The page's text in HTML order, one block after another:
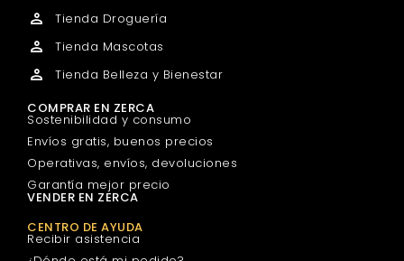
Tienda Droguería
Tienda Mascotas
Tienda Belleza y Bienestar
COMPRAR EN ZERCA
Sostenibilidad y consumo
Envíos gratis, buenos precios
Operativas, envíos, devoluciones
Garantía mejor precio
VENDER EN ZERCA
CENTRO DE AYUDA
Recibir asistencia